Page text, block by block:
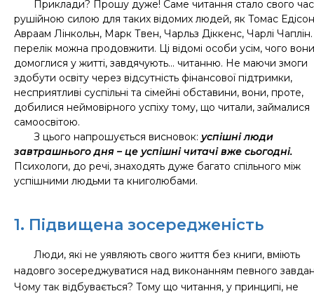
Приклади? Прошу дуже! Саме читання стало свого
рушійною силою для таких відомих людей, як Томас
Авраам Лінкольн, Марк Твен, Чарльз Діккенс, Чарлі
перелік можна продовжити. Ці відомі особи усім, чого вони
домоглися у житті, завдячують… читанню. Не маючи змоги
здобути освіту через відсутність фінансової підтримки,
несприятливі суспільні та сімейні обставини, вони, проте,
добилися неймовірного успіху тому, що читали, займалися
самоосвітою.
З цього напрошується висновок: успішні люди
завтрашнього дня – це успішні читачі вже сьогодні.
Психологи, до речі, знаходять дуже багато спільного між
успішними людьми та книголюбами.
1. Підвищена зосередженість
Люди, які не уявляють свого життя без книги, вміють
надовго зосереджуватися над виконанням певного
Чому так відбувається? Тому що читання, у принципі, не